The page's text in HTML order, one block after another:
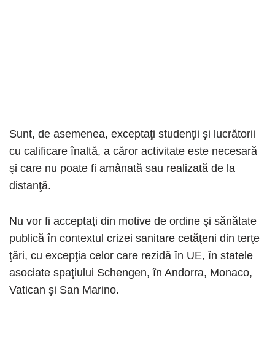
Sunt, de asemenea, exceptaţi studenţii şi lucrătorii
cu calificare înaltă, a căror activitate este necesară
şi care nu poate fi amânată sau realizată de la
distanţă.
Nu vor fi acceptaţi din motive de ordine şi sănătate
publică în contextul crizei sanitare cetăţeni din terţe
ţări, cu excepţia celor care rezidă în UE, în statele
asociate spaţiului Schengen, în Andorra, Monaco,
Vatican şi San Marino.